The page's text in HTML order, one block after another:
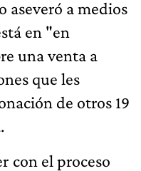
aseveró a medios
en "en
una venta a
que les
de otros 19
con el proceso